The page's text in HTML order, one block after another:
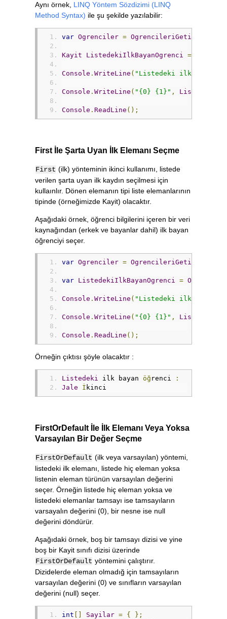
Aynı örnek, LINQ Yöntem Sözdizimi (LINQ
Method Syntax) ile şu şekilde yazılabilir:
var Ogrenciler = OgrencileriGetir
Kayit ListedekiIlkBayanOgrenci =
Console . WriteLine ( "Listedeki ilk bayan
Console . WriteLine ( "{0} {1}" ,
Console . ReadLine ();
First İle Şarta Uyan İlk Elemanı Seçme
First (ilk) yönteminin ikinci kullanımı, listede
verilen şarta uyan ilk kaydın seçilmesi için
kullaınlır. Dönen elemanın tipi liste elemanlarının
tipinde (örneğimizde Kayit) olacaktır.
Aşağıdaki örnek, öğrenci bilgilerini içeren bir veri
kaynağından (erkek ve bayanlar dahil) ilk bayan
öğrenciyi seçer.
var Ogrenciler = OgrencileriGetir
var ListedekiIlkBayanOgrenci =
Console . WriteLine ( "Listedeki ilk bayan
Console . WriteLine ( "{0} {1}" ,
Console . ReadLine ();
Örneğin çıktısı şöyle olacaktır :
Listedeki ilk bayan öğ renci
:
Jale
İ kinci
FirstOrDefault İle İlk Elemanı Veya Yoksa
Varsayılan Bir Değer Seçme
FirstOrDefault (ilk veya varsayılan) yöntemi,
listedeki ilk elemanı, listede hiç eleman yoksa
listenin eleman türünün varsayılan değerini
seçer. Örneğin listede hiç eleman yoksa ve
listedeki elemanlar tamsayı ise tamsayıların
varsayalın değerini (0), bir nesne ise null
değerini döndürür.
Aşağıdaki örnek, boş bir tamsayı dizisi ve yine
boş bir Kayit sınıfı dizisi üzerinde
FirstOrDefault yöntemini çalıştırır.
Dizidelerde eleman olmadığ için tamsayıların
varsayılan değerini (0) ve sınıfların varsayılan
değerini (null) seçer.
int Sayilar = {
};